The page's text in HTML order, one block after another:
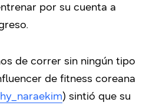
por su cuenta a
de correr sin ningún tipo
de fitness coreana
) sintió que su